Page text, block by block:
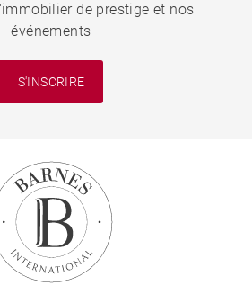
de prestige et nos
événements
S'INSCRIRE